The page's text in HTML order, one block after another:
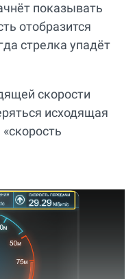
показывать
отобразится
стрелка упадёт
скорости
исходящая